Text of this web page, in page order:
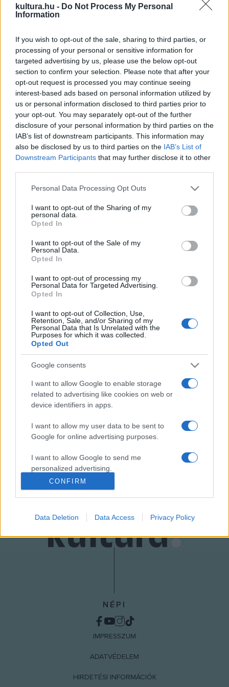
kultura.hu - Do Not Process My Personal
Information
If you wish to opt-out of the sale, sharing to third parties, or
processing of your personal or sensitive information for
targeted advertising by us, please use the below opt-out
section to confirm your selection. Please note that after your
opt-out request is processed you may continue seeing
interest-based ads based on personal information utilized by
us or personal information disclosed to third parties prior to
your opt-out. You may separately opt-out of the further
disclosure of your personal information by third parties on the
IAB’s list of downstream participants. This information may
also be disclosed by us to third parties on the IAB’s List of
Downstream Participants that may further disclose it to other
Please note that this website/app uses one or more Google
not limited to your visit or usage behaviour. You may click to
grant or deny consent to Google and its third-party tags to
use your data for below specified purposes in below Google
consent section.
Personal Data Processing Opt Outs
I want to opt-out of the Sharing of my
personal data.
Opted In
I want to opt-out of the Sale of my
Personal Data.
Opted In
I want to opt-out of processing my
Personal Data for Targeted Advertising.
Opted In
I want to opt-out of Collection, Use,
Retention, Sale, and/or Sharing of my
Personal Data that Is Unrelated with the
Purposes for which it was collected.
Opted Out
Google consents
I want to allow Google to enable storage
related to advertising like cookies on web or
device identifiers in apps.
I want to allow my user data to be sent to
Google for online advertising purposes.
I want to allow Google to send me
personalized advertising.
I want to allow Google to enable storage
related to analytics like cookies on web or
related to functionality of the website or app.
I want to allow Google to enable storage
related to security, including authentication
functionality and fraud prevention, and other
CONFIRM
Data Deletion Data Access Privacy Policy
miatt rájuk nehezedő nyomásra.
A vizsgálat után leváltották a bécsi Állami Operaház
balettiskolájának ügyvezető igazgatóját a súlyos
hiányosságok és a diákok jólétét fenyegető gyakorlatok
miatt.
„A diákok biztonságos, kreatív és magas szakmai színvonalú
környezetben dolgozhatnak, hogy fejlődésük a lehető
legszélesebb körű legyen" – közölte Krisztiana Sztefanu, az
intézmény új görög igazgatója közleményében.
A jelenlegi oktatók maradhatnak az akadémián, ha a
A dokumentum szerint nagy hangsúlyt helyeznek a diákok
biztonságára is, a javaslatok között szerepel, hogy
valamennyi oktatóteremre tegyenek üvegajtót, és cseréljék
Az 1771-ben alapított balettakadémiának, amelynek egykori
hallgatói közül ma sokan a londoni Királyi Balettben és a New
York-i American Ballet Theatre-ben táncolnak, jelenleg
nagyjából 130 diákja van, a 10 és 18 év közötti fiatalok
csaknem 80 százaléka külföldről érkezett.
VILÁG
NÉPI
IMPRESSZUM
ADATVÉDELEM
HIRDETÉSI INFORMÁCIÓK